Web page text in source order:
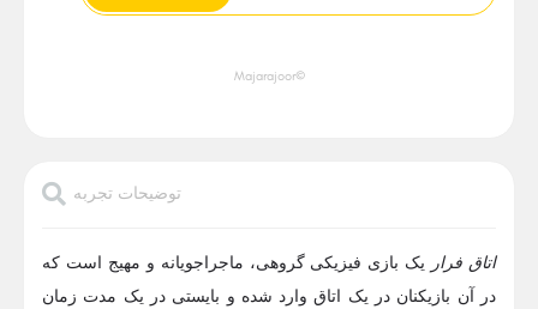
©Majarajoor
توضیحات تجربه
اتاق فرار یک بازی فیزیکی گروهی، ماجراجویانه و مهیج است که
در آن بازیکنان در یک اتاق وارد شده و بایستی در یک مدت زمان